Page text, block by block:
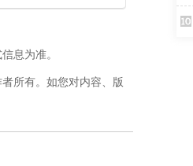
息为准。
所有。如您对内容、版